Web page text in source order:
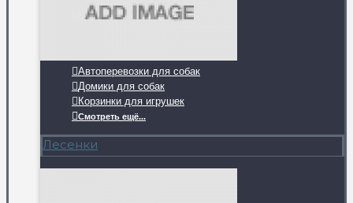
Автоперевозки для собак
Домики для собак
Корзинки для игрушек
Смотреть ещё...
Лесенки